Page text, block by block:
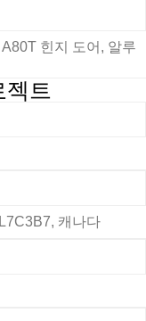
힌지 도어, 알루
젝트
캐나다